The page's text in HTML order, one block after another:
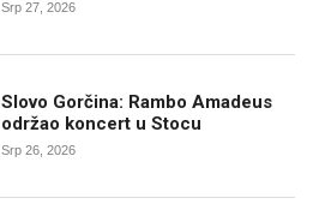
Srp 27, 2026
Slovo Gorčina: Rambo Amadeus
održao koncert u Stocu
Srp 26, 2026